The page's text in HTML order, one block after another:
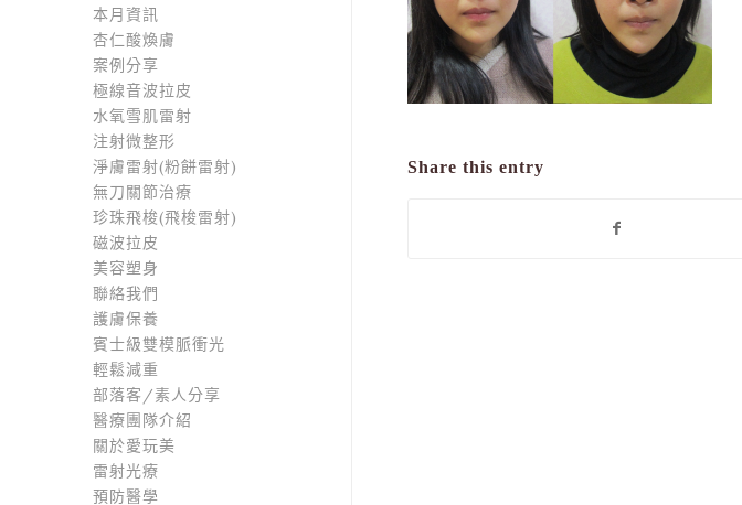
Share this entry
本月資訊
杏仁酸煥膚
案例分享
極線音波拉皮
水氧雪肌雷射
注射微整形
淨膚雷射(粉餅雷射)
無刀關節治療
珍珠飛梭(飛梭雷射)
磁波拉皮
美容塑身
聯絡我們
護膚保養
賓士級雙模脈衝光
輕鬆減重
部落客/素人分享
醫療團隊介紹
關於愛玩美
雷射光療
預防醫學